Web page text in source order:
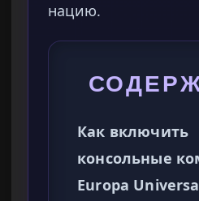
нацию.
Как включить
консольные
Europa